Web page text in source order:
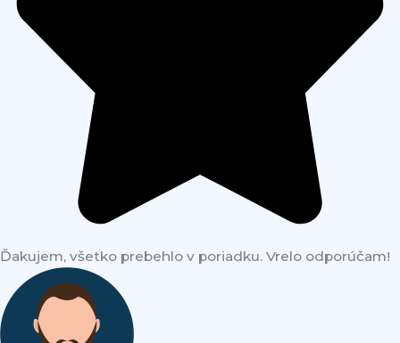
Ďakujem, všetko prebehlo v poriadku. Vrelo odporúčam!